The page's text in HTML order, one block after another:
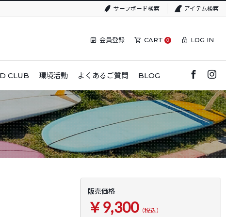
サーフボード検索 アイテム検索
会員登録 CART 0 LOG IN
CLUB 環境活動 よくあるご質問 BLOG
販売価格
￥9,300（税込）